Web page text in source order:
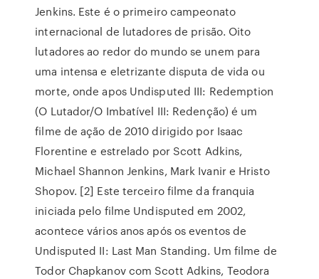
Jenkins. Este é o primeiro campeonato
internacional de lutadores de prisão. Oito
lutadores ao redor do mundo se unem para
uma intensa e eletrizante disputa de vida ou
morte, onde apos Undisputed III: Redemption
(O Lutador/O Imbatível III: Redenção) é um
filme de ação de 2010 dirigido por Isaac
Florentine e estrelado por Scott Adkins,
Michael Shannon Jenkins, Mark Ivanir e Hristo
Shopov. [2] Este terceiro filme da franquia
iniciada pelo filme Undisputed em 2002,
acontece vários anos após os eventos de
Undisputed II: Last Man Standing. Um filme de
Todor Chapkanov com Scott Adkins, Teodora